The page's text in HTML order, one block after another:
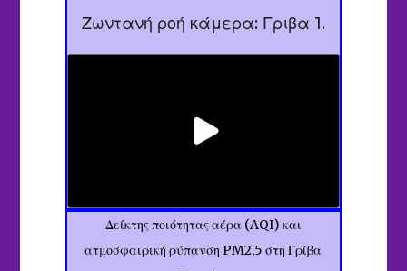
Ζωντανή ροή κάμερα: Γριβα 1.
Δείκτης ποιότητας αέρα (AQI) και
ατμοσφαιρική ρύπανση PM2,5 στη Γρίβα